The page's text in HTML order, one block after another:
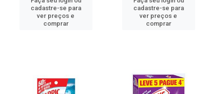
cadastre-se para
ver preços e
comprar
cadastre-se para
ver preços e
comprar